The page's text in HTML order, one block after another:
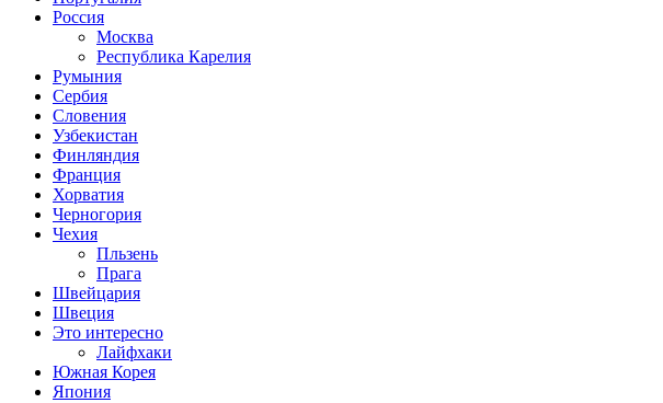
Россия
Москва
Республика Карелия
Румыния
Сербия
Словения
Узбекистан
Финляндия
Франция
Хорватия
Черногория
Чехия
Пльзень
Прага
Швейцария
Швеция
Это интересно
Лайфхаки
Южная Корея
Япония